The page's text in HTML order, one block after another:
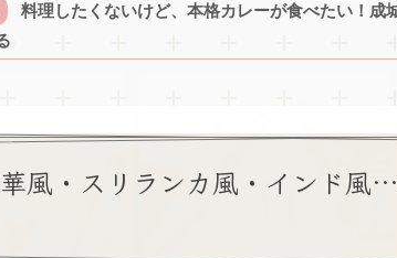
料理したくないけど、本格カレーが食べたい！成
風・スリランカ風・インド風